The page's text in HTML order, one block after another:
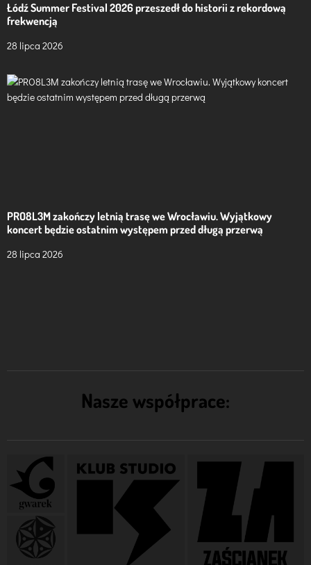
Łódź Summer Festival 2026 przeszedł do historii z rekordową
frekwencją
28 lipca 2026
PRO8L3M zakończy letnią trasę we Wrocławiu. Wyjątkowy
koncert będzie ostatnim występem przed długą przerwą
28 lipca 2026
Nasze współprace: